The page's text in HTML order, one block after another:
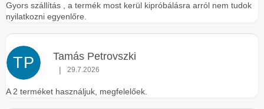
m
é
n
y
e
k
Gyors szállítás , a termék most kerül kipróbálásra arról nem tudok
nyilatkozni egyenlőre.
TP Tamás Petrovszki
Az áruház értékelése 5-ből 5 csillag.
| 29.7.2026
A 2 terméket használjuk, megfelelőek.